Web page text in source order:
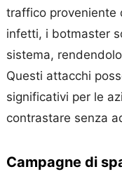
traffico proveniente
infetti, i botmaster
sistema,
Questi attacchi
significativi per le
contrastare senza
Campagne di